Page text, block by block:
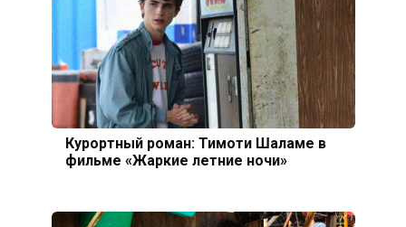
Курортный роман: Тимоти Шаламе в
фильме «Жаркие летние ночи»